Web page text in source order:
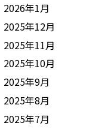
2026年1月
2025年12月
2025年11月
2025年10月
2025年9月
2025年8月
2025年7月